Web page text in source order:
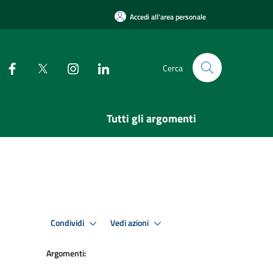
Accedi all'area personale
Cerca
Tutti gli argomenti
Condividi Vedi azioni
Argomenti: